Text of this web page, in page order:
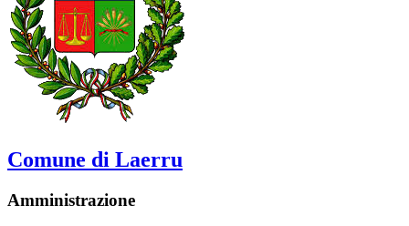
Comune di Laerru
Amministrazione